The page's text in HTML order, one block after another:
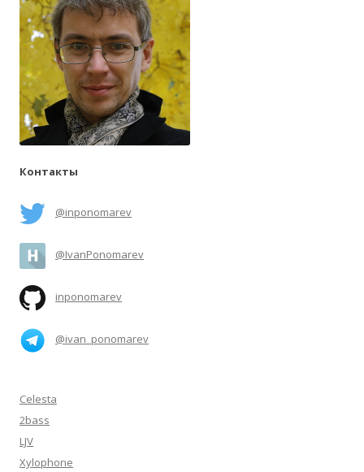
Контакты
@inponomarev
@IvanPonomarev
inponomarev
@ivan_ponomarev
Celesta
2bass
LJV
Xylophone